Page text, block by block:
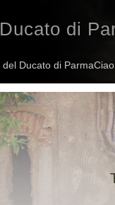
di
del Ducato di